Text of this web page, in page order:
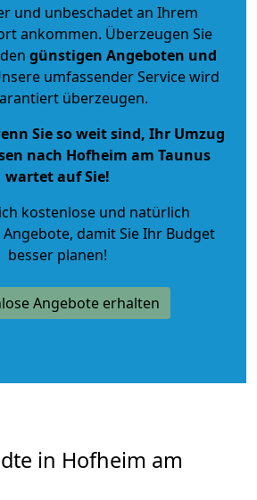
und unbeschadet an Ihrem
ankommen. Überzeugen Sie
günstigen Angeboten und
umfassender Service wird
überzeugen.
Sie so weit sind, Ihr Umzug
nach Hofheim am Taunus
wartet auf Sie!
kostenlose und natürlich
, damit Sie Ihr Budget
besser planen!
Angebote erhalten
in Hofheim am